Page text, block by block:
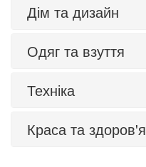
Дім та дизайн
Одяг та взуття
Техніка
Краса та здоров'я